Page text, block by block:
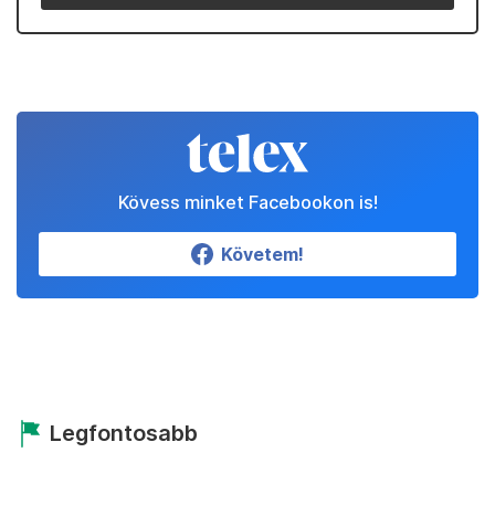
Kövess minket Facebookon is!
Követem!
Legfontosabb